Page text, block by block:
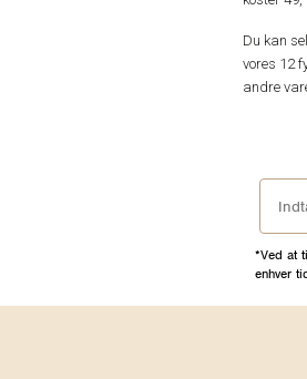
Du kan
vores 12
andre
*Ved at
enhver